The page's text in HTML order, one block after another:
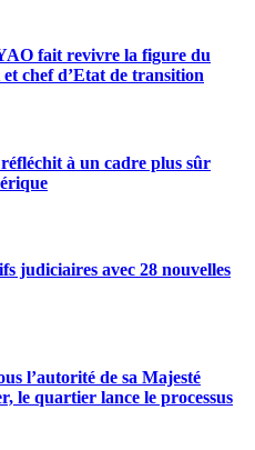
fait revivre la figure du
chef d’Etat de transition
à un cadre plus sûr
judiciaires avec 28 nouvelles
l’autorité de sa Majesté
quartier lance le processus